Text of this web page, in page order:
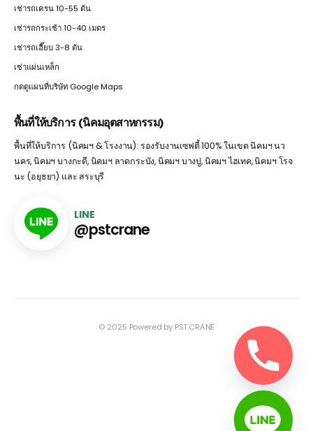
เช่ารถเครน 10-55 ตัน
เช่ารถกระเช้า 10-40 เมตร
เช่ารถเฮี๊ยบ 3-8 ตัน
เช่าแผ่นเหล็ก
กดดูแผนที่บริษัท Google Maps
พื้นที่ให้บริการ (นิคมอุตสาหกรรม)
พื้นที่ให้บริการ (นิคมฯ & โรงงาน): รองรับงานเซฟตี้ 100% ในเขต นิคมฯ นว
นคร, นิคมฯ บางกะดี, นิคมฯ ลาดกระบัง, นิคมฯ บางปู, นิคมฯ ไฮเทค, นิคมฯ โรจ
นะ (อยุธยา) และ สระบุรี
LINE
@pstcrane
© 2025 Powered by PST.CRANE